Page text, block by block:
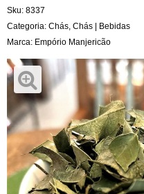
Sku: 8337
Categoria: Chás Chás | Bebidas
Marca: Empório Manjericão